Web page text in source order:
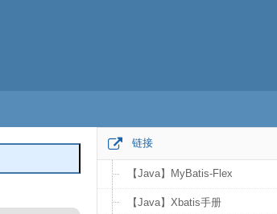
链接
【Java】MyBatis-Flex
【Java】Xbatis手册